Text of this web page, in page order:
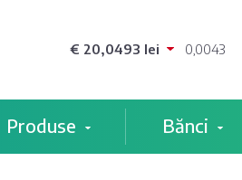
€ 20,0493 lei 0,0043
Produse Bănci